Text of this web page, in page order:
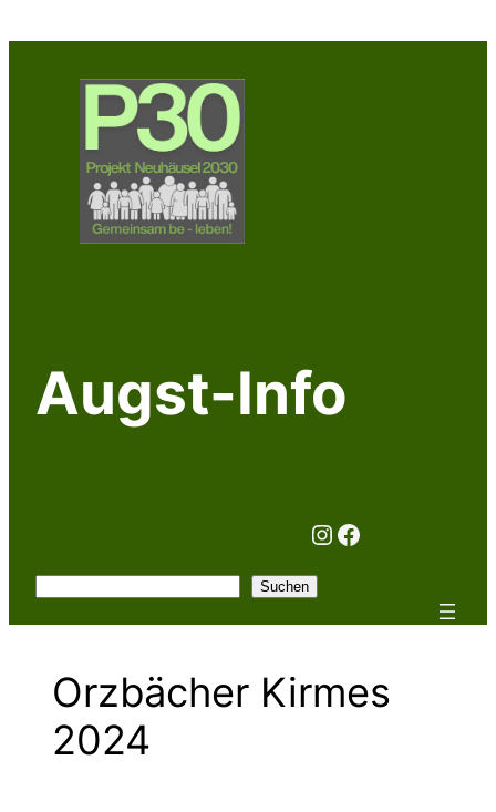
Inhalt
Augst-Info
Instagram
Facebook
Suchen
Orzbächer Kirmes
2024